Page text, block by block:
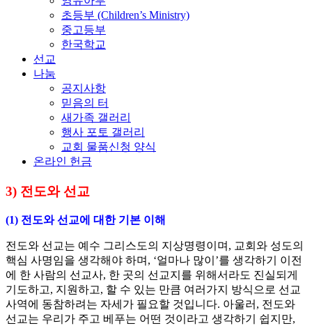
초등부 (Children’s Ministry)
중고등부
한국학교
선교
나눔
공지사항
믿음의 터
새가족 갤러리
행사 포토 갤러리
교회 물품신청 양식
온라인 헌금
3) 전도와 선교
(1) 전도와 선교에 대한 기본 이해
전도와 선교는 예수 그리스도의 지상명령이며, 교회와 성도의
핵심 사명임을 생각해야 하며, ‘얼마나 많이’를 생각하기 이전
에 한 사람의 선교사, 한 곳의 선교지를 위해서라도 진실되게
기도하고, 지원하고, 할 수 있는 만큼 여러가지 방식으로 선교
사역에 동참하려는 자세가 필요할 것입니다. 아울러, 전도와
선교는 우리가 주고 베푸는 어떤 것이라고 생각하기 쉽지만,